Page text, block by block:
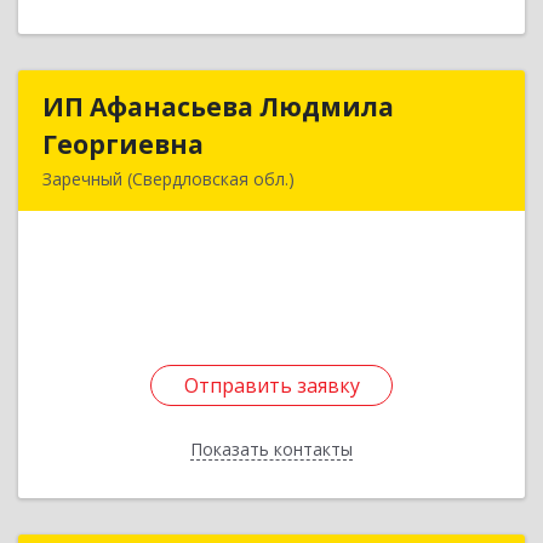
ИП Афанасьева Людмила
Георгиевна
Заречный (Свердловская обл.)
Отправить заявку
Показать контакты
ИП Афанасьева Людмила
Отправить заявку
Назад